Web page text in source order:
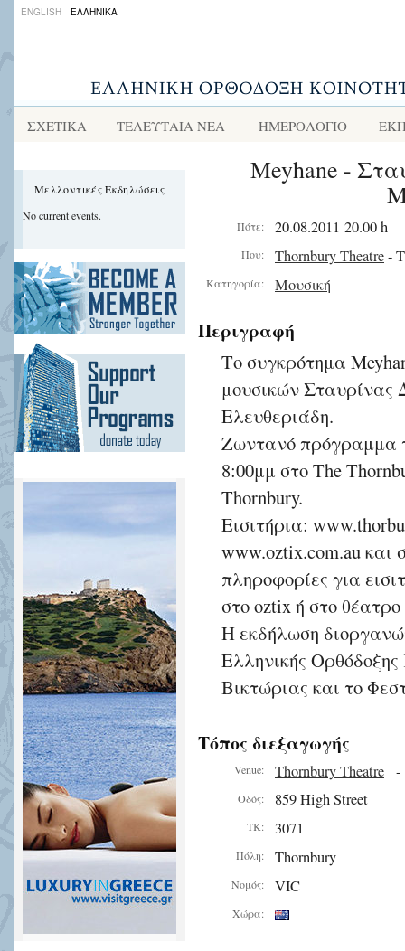
ENGLISH ΕΛΛΗΝΙΚΑ
ΣΧΕΤΙΚΑ ΤΕΛΕΥΤΑΙΑ ΝΕΑ ΗΜΕΡΟΛΟΓΙΟ
Μελλοντικές Εκδηλώσεις
No current events.
Meyhane -
Πότε: 20.08.2011 20.00 h
Που: Thornbury Theatre-
Κατηγορία: Μουσική
Περιγραφή
Το συγκρότημα
μουσικών Σταυρίνας
Ελευθεριάδη.
Ζωντανό πρόγραμμα
8:00μμ στο The
Thornbury.
Εισιτήρια:
www.oztix.com.au και
πληροφορίες για
στο oztix ή στο
Η εκδήλωση
Ελληνικής
Βικτώριας και το
Τόπος διεξαγωγής
Venue: Thornbury Theatre
Οδός: 859 High Street
ΤΚ: 3071
Πόλη: Thornbury
Νομός: VIC
Χώρα: